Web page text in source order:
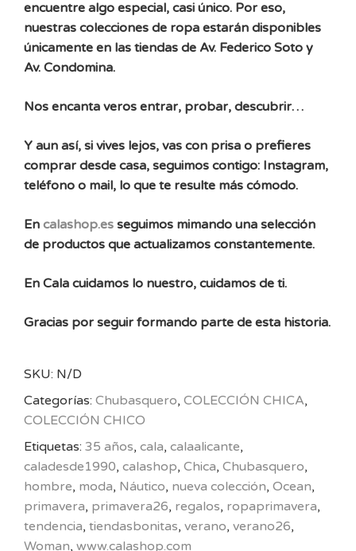
encuentre algo especial, casi único. Por eso,
nuestras colecciones de ropa estarán disponibles
únicamente en las tiendas de Av. Federico Soto y
Av. Condomina.
Nos encanta veros entrar, probar, descubrir…
Y aun así, si vives lejos, vas con prisa o prefieres
comprar desde casa, seguimos contigo: Instagram,
teléfono o mail, lo que te resulte más cómodo.
En calashop.es seguimos mimando una selección
de productos que actualizamos constantemente.
En Cala cuidamos lo nuestro, cuidamos de ti.
Gracias por seguir formando parte de esta historia.
SKU: N/D
Categorías: Chubasquero, COLECCIÓN CHICA,
COLECCIÓN CHICO
Etiquetas: 35 años, cala, calaalicante,
caladesde1990, calashop, Chica, Chubasquero,
hombre, moda, Náutico, nueva colección, Ocean,
primavera, primavera26, regalos, ropaprimavera,
tendencia, tiendasbonitas, verano, verano26,
Woman, www.calashop.com